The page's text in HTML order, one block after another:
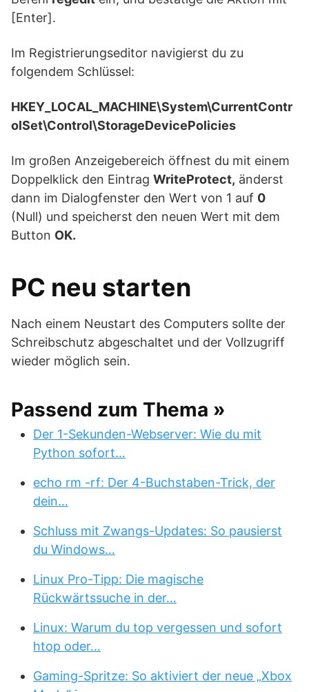
[Enter].
Im Registrierungseditor navigierst du zu
folgendem Schlüssel:
HKEY_LOCAL_MACHINE\System\CurrentContr
olSet\Control\StorageDevicePolicies
Im großen Anzeigebereich öffnest du mit einem
Doppelklick den Eintrag WriteProtect, änderst
dann im Dialogfenster den Wert von 1 auf 0
(Null) und speicherst den neuen Wert mit dem
Button OK.
PC neu starten
Nach einem Neustart des Computers sollte der
Schreibschutz abgeschaltet und der Vollzugriff
wieder möglich sein.
Passend zum Thema »
Der 1-Sekunden-Webserver: Wie du mit
Python sofort…
echo rm -rf: Der 4-Buchstaben-Trick, der
dein…
Schluss mit Zwangs-Updates: So pausierst
du Windows…
Linux Pro-Tipp: Die magische
Rückwärtssuche in der…
Linux: Warum du top vergessen und sofort
htop oder…
Gaming-Spritze: So aktiviert der neue „Xbox